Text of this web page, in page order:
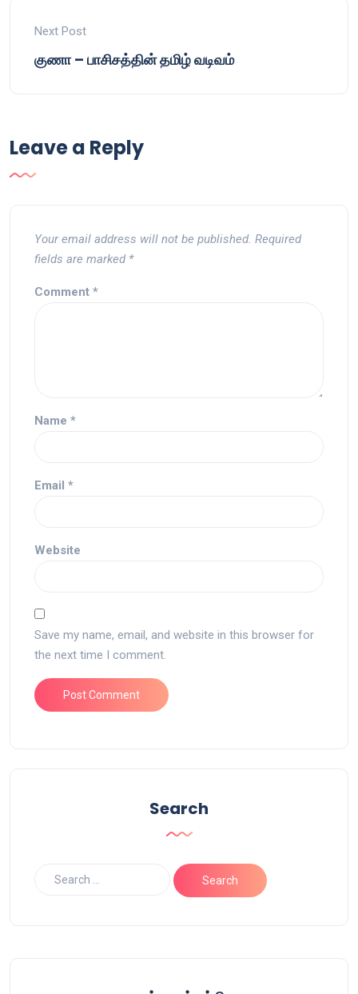
Next Post
குணா – பாசிசத்தின் தமிழ் வடிவம்
Leave a Reply
Your email address will not be published. Required
fields are marked *
Comment *
Name *
Email *
Website
Save my name, email, and website in this browser for
the next time I comment.
Search